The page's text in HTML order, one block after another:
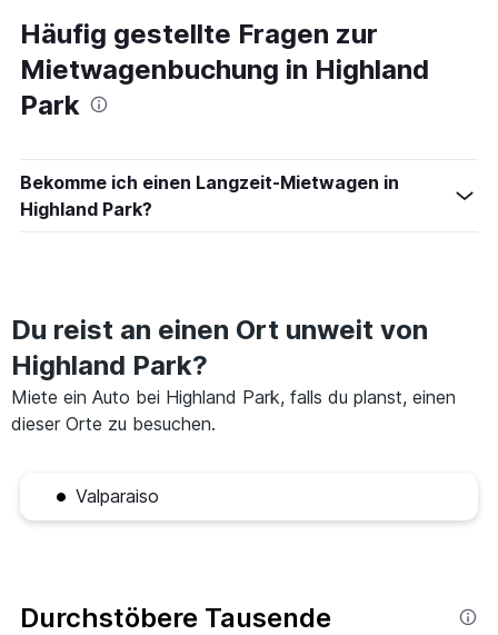
Häufig gestellte Fragen zur
Mietwagenbuchung in Highland
Park
Bekomme ich einen Langzeit-Mietwagen in
Highland Park?
Du reist an einen Ort unweit von
Highland Park?
Miete ein Auto bei Highland Park, falls du planst, einen
dieser Orte zu besuchen.
Valparaiso
Durchstöbere Tausende